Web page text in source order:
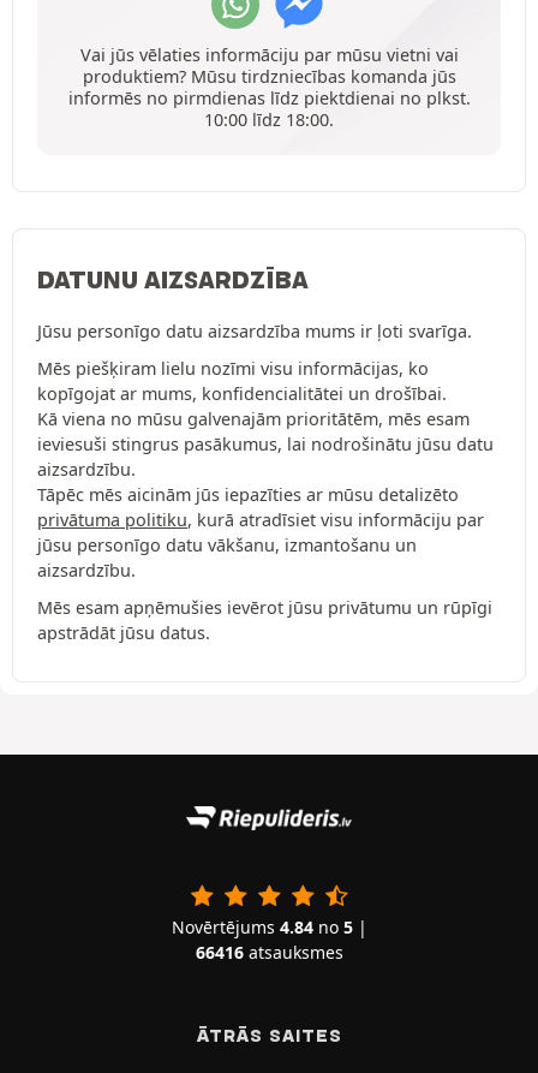
Vai jūs vēlaties informāciju par mūsu vietni vai
produktiem? Mūsu tirdzniecības komanda jūs
informēs no pirmdienas līdz piektdienai no plkst.
10:00 līdz 18:00.
DATUNU AIZSARDZĪBA
Jūsu personīgo datu aizsardzība mums ir ļoti svarīga.
Mēs piešķiram lielu nozīmi visu informācijas, ko
kopīgojat ar mums, konfidencialitātei un drošībai.
Kā viena no mūsu galvenajām prioritātēm, mēs esam
ieviesuši stingrus pasākumus, lai nodrošinātu jūsu datu
aizsardzību.
Tāpēc mēs aicinām jūs iepazīties ar mūsu detalizēto
privātuma politiku, kurā atradīsiet visu informāciju par
jūsu personīgo datu vākšanu, izmantošanu un
aizsardzību.
Mēs esam apņēmušies ievērot jūsu privātumu un rūpīgi
apstrādāt jūsu datus.
Novērtējums 4.84no 5|
66416atsauksmes
ĀTRĀS SAITES